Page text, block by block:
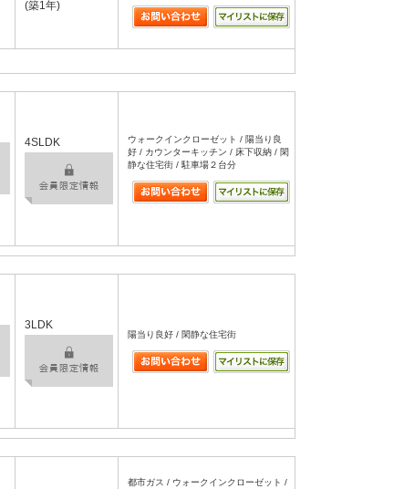
(築1年)
4SLDK
ウォークインクローゼット / 陽当り良
好 / カウンターキッチン / 床下収納 / 閑
静な住宅街 / 駐車場２台分
3LDK
陽当り良好 / 閑静な住宅街
都市ガス / ウォークインクローゼット /